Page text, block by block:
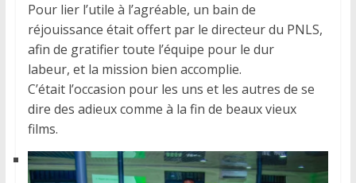
Pour lier l’utile à l’agréable, un bain de
réjouissance était offert par le directeur du PNLS,
afin de gratifier toute l’équipe pour le dur
labeur, et la mission bien accomplie.
C’était l’occasion pour les uns et les autres de se
dire des adieux comme à la fin de beaux vieux
films.